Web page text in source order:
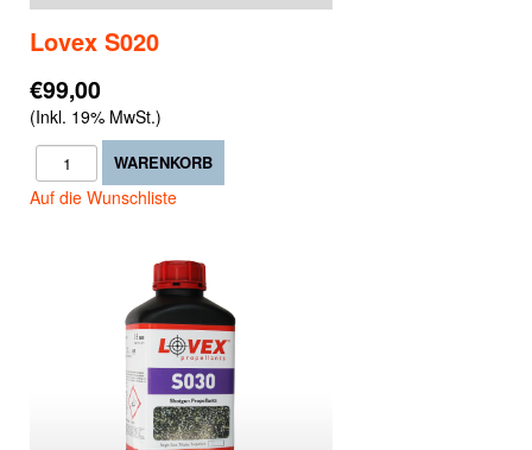
Lovex S020
€99,00
(Inkl. 19% MwSt.)
Auf die Wunschliste